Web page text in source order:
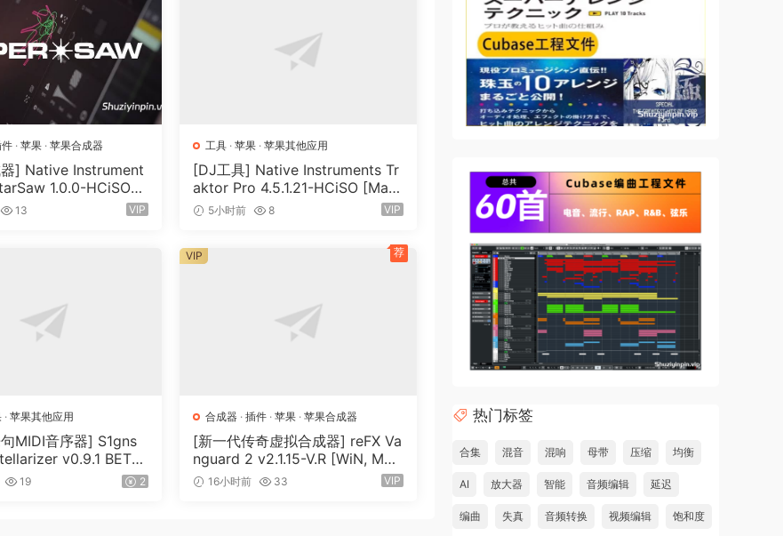
· 苹果· 苹果合成器
] Native Instrument
1.0.0-HCiSO
182.43MB）
13 VIP
工具 ·苹果 ·苹果其他应用
[DJ工具] Native Instruments Tr
aktor Pro 4.5.1.21-HCiSO [Mac
OSX]（402.83MB）
5小时前 8 VIP
· 苹果其他应用
MIDI音序器] S1gns
v0.9.1 BETA-
[WiN, MacOSX]（22
19 2
合成器 ·插件 ·苹果 ·苹果合成器
[新一代传奇虚拟合成器] reFX Va
nguard 2 v2.1.15-V.R [WiN, Mac
OSX]（184MB+240MB）
16小时前 33 VIP
VIP 荐
热门标签
合集 混音 混响 母带 压缩 均衡
AI 放大器 智能 音频编辑 延迟
编曲 失真 音频转换 视频编辑 饱和度